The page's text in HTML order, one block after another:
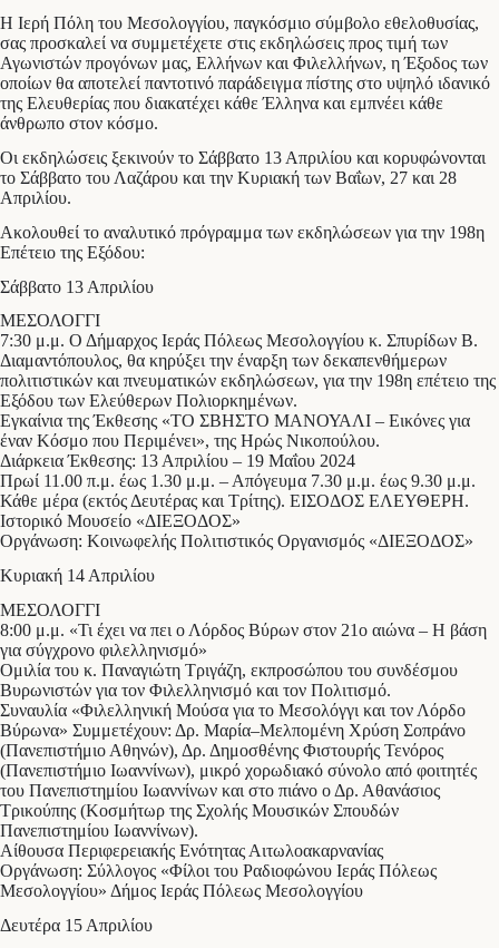
Η Ιερή Πόλη του Μεσολογγίου, παγκόσμιο σύμβολο εθελοθυσίας,
σας προσκαλεί να συμμετέχετε στις εκδηλώσεις προς τιμή των
Αγωνιστών προγόνων μας, Ελλήνων και Φιλελλήνων, η Έξοδος των
οποίων θα αποτελεί παντοτινό παράδειγμα πίστης στο υψηλό ιδανικό
της Ελευθερίας που διακατέχει κάθε Έλληνα και εμπνέει κάθε
άνθρωπο στον κόσμο.
Οι εκδηλώσεις ξεκινούν το Σάββατο 13 Απριλίου και κορυφώνονται
το Σάββατο του Λαζάρου και την Κυριακή των Βαΐων, 27 και 28
Απριλίου.
Ακολουθεί το αναλυτικό πρόγραμμα των εκδηλώσεων για την 198η
Επέτειο της Εξόδου:
Σάββατο 13 Απριλίου
ΜΕΣΟΛΟΓΓΙ
7:30 μ.μ. Ο Δήμαρχος Ιεράς Πόλεως Μεσολογγίου κ. Σπυρίδων Β.
Διαμαντόπουλος, θα κηρύξει την έναρξη των δεκαπενθήμερων
πολιτιστικών και πνευματικών εκδηλώσεων, για την 198η επέτειο της
Εξόδου των Ελεύθερων Πολιορκημένων.
Εγκαίνια της Έκθεσης «ΤΟ ΣΒΗΣΤΟ ΜΑΝΟΥΑΛΙ – Εικόνες για
έναν Κόσμο που Περιμένει», της Ηρώς Νικοπούλου.
Διάρκεια Έκθεσης: 13 Απριλίου – 19 Μαΐου 2024
Πρωί 11.00 π.μ. έως 1.30 μ.μ. – Απόγευμα 7.30 μ.μ. έως 9.30 μ.μ.
Κάθε μέρα (εκτός Δευτέρας και Τρίτης). ΕΙΣΟΔΟΣ ΕΛΕΥΘΕΡΗ.
Ιστορικό Μουσείο «ΔΙΕΞΟΔΟΣ»
Οργάνωση: Κοινωφελής Πολιτιστικός Οργανισμός «ΔΙΕΞΟΔΟΣ»
Κυριακή 14 Απριλίου
ΜΕΣΟΛΟΓΓΙ
8:00 μ.μ. «Τι έχει να πει ο Λόρδος Βύρων στον 21ο αιώνα – Η βάση
για σύγχρονο φιλελληνισμό»
Ομιλία του κ. Παναγιώτη Τριγάζη, εκπροσώπου του συνδέσμου
Βυρωνιστών για τον Φιλελληνισμό και τον Πολιτισμό.
Συναυλία «Φιλελληνική Μούσα για το Μεσολόγγι και τον Λόρδο
Βύρωνα» Συμμετέχουν: Δρ. Μαρία–Μελπομένη Χρύση Σοπράνο
(Πανεπιστήμιο Αθηνών), Δρ. Δημοσθένης Φιστουρής Τενόρος
(Πανεπιστήμιο Ιωαννίνων), μικρό χορωδιακό σύνολο από φοιτητές
του Πανεπιστημίου Ιωαννίνων και στο πιάνο ο Δρ. Αθανάσιος
Τρικούπης (Κοσμήτωρ της Σχολής Μουσικών Σπουδών
Πανεπιστημίου Ιωαννίνων).
Αίθουσα Περιφερειακής Ενότητας Αιτωλοακαρνανίας
Οργάνωση: Σύλλογος «Φίλοι του Ραδιοφώνου Ιεράς Πόλεως
Μεσολογγίου» Δήμος Ιεράς Πόλεως Μεσολογγίου
Δευτέρα 15 Απριλίου